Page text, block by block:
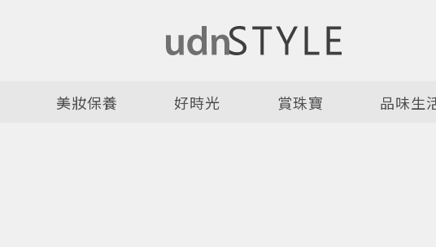
美妝保養 好時光 賞珠寶 品味生